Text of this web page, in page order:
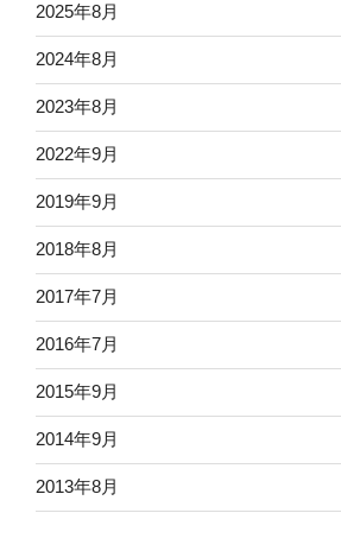
2025年8月
2024年8月
2023年8月
2022年9月
2019年9月
2018年8月
2017年7月
2016年7月
2015年9月
2014年9月
2013年8月